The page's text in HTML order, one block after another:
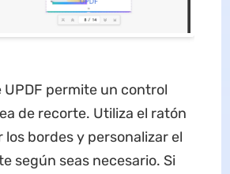
UPDF permite un control
de recorte. Utiliza el ratón
bordes y personalizar el
según seas necesario. Si